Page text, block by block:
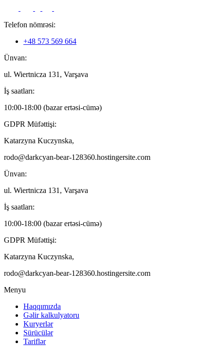
Telefon nömrəsi:
+48 573 569 664
Ünvan:
ul. Wiertnicza 131, Varşava
İş saatları:
10:00-18:00 (bazar ertəsi-cümə)
GDPR Müfəttişi:
Katarzyna Kuczynska,
rodo@darkcyan-bear-128360.hostingersite.com
Ünvan:
ul. Wiertnicza 131, Varşava
İş saatları:
10:00-18:00 (bazar ertəsi-cümə)
GDPR Müfəttişi:
Katarzyna Kuczynska,
rodo@darkcyan-bear-128360.hostingersite.com
Menyu
Haqqımızda
Gəlir kalkulyatoru
Kuryerlər
Sürücülər
Tariflər